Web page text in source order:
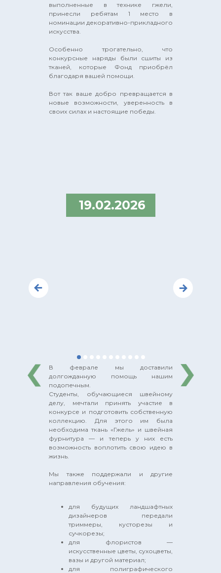
выполненные в технике гжели,
принесли ребятам 1 место в
номинации декоративно-прикладного
искусства.
Особенно трогательно, что
конкурсные наряды были сшиты из
тканей, которые Фонд приобрёл
благодаря вашей помощи.
Вот так ваше добро превращается в
новые возможности, уверенность в
своих силах и настоящие победы.
19.02.2026
В феврале мы доставили
долгожданную помощь нашим
подопечным.
Студенты, обучающиеся швейному
делу, мечтали принять участие в
конкурсе и подготовить собственную
коллекцию. Для этого им была
необходима ткань «Гжель» и швейная
фурнитура — и теперь у них есть
возможность воплотить свою идею в
жизнь.
Мы также поддержали и другие
направления обучения:
для будущих ландшафтных
дизайнеров передали
триммеры, кусторезы и
сучкорезы;
для флористов —
искусственные цветы, сухоцветы,
вазы и другой материал;
для полиграфического